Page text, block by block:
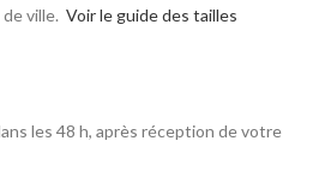
ville. Voir le guide des tailles
les 48 h, après réception de votre